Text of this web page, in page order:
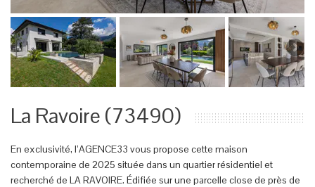
La Ravoire (73490)
En exclusivité, l’AGENCE33 vous propose cette maison
contemporaine de 2025 située dans un quartier résidentiel et
recherché de LA RAVOIRE. Édifiée sur une parcelle close de près de